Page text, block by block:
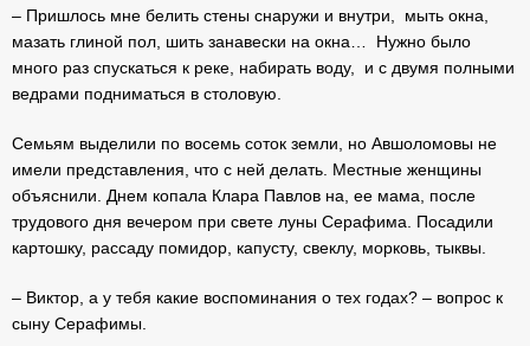
– Пришлось мне белить стены снаружи и внутри, мыть окна,
мазать глиной пол, шить занавески на окна… Нужно было
много раз спускаться к реке, набирать воду, и с двумя полными
ведрами подниматься в столовую.
Семьям выделили по восемь соток земли, но Авшоломовы не
имели представления, что с ней делать. Местные женщины
объяснили. Днем копала Клара Павлов на, ее мама, после
трудового дня вечером при свете луны Серафима. Посадили
картошку, рассаду помидор, капусту, свеклу, морковь, тыквы.
– Виктор, а у тебя какие воспоминания о тех годах? – вопрос к
сыну Серафимы.